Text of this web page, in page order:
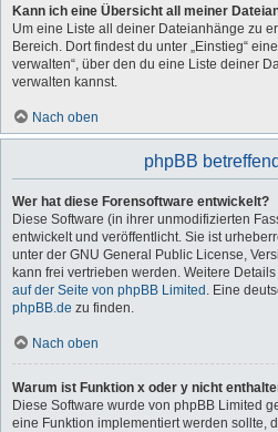
Kann ich eine Übersicht all meiner
Um eine Liste all deiner Dateianhänge zu
Bereich. Dort findest du unter „Einstieg“
verwalten“, über den du eine Liste deiner
verwalten kannst.
Nach oben
phpBB
Wer hat diese Forensoftware entwickelt?
Diese Software (in ihrer unmodifizierten
entwickelt und veröffentlicht. Sie ist
unter der GNU General Public License,
kann frei vertrieben werden. Weitere
auf der Seite von phpBB Limited . Eine
phpBB.de zu finden.
Nach oben
Warum ist Funktion x oder y nicht
Diese Software wurde von phpBB Limited
eine Funktion implementiert werden sollte,